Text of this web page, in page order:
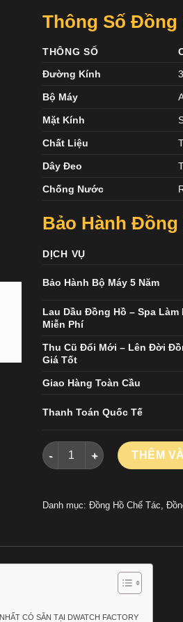
Thông Số Đồng
THÔNG SỐ
Đường Kính
Bộ Máy
Mặt Kính
Chất Liệu
Dây Đeo
Chống Nước
Bảo Hành Đồng
DỊCH VỤ
Bảo Hành Bộ Máy 5 Năm
Lau Dầu Đồng Hồ – Spa Làm
Miễn Phí
Thu Cũ Đổi Mới – Lên Đời
Giá Tốt
Giao Hàng Toàn Cầu
Thanh Toán Quốc Tế
ĐỒNG HỒ PATEK PHILIPPE
THÊM
Danh mục: Đồng Hồ Chế Tác
CÓ SẴN TẠI DWATCH FACTORY